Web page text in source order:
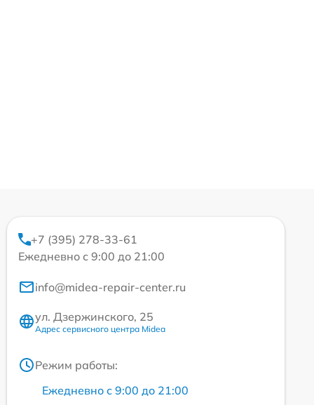
+7 (395) 278-33-61
Ежедневно с 9:00 до 21:00
info@midea-repair-center.ru
ул. Дзержинского, 25
Адрес сервисного центра Midea
Режим работы:
Ежедневно с 9:00 до 21:00